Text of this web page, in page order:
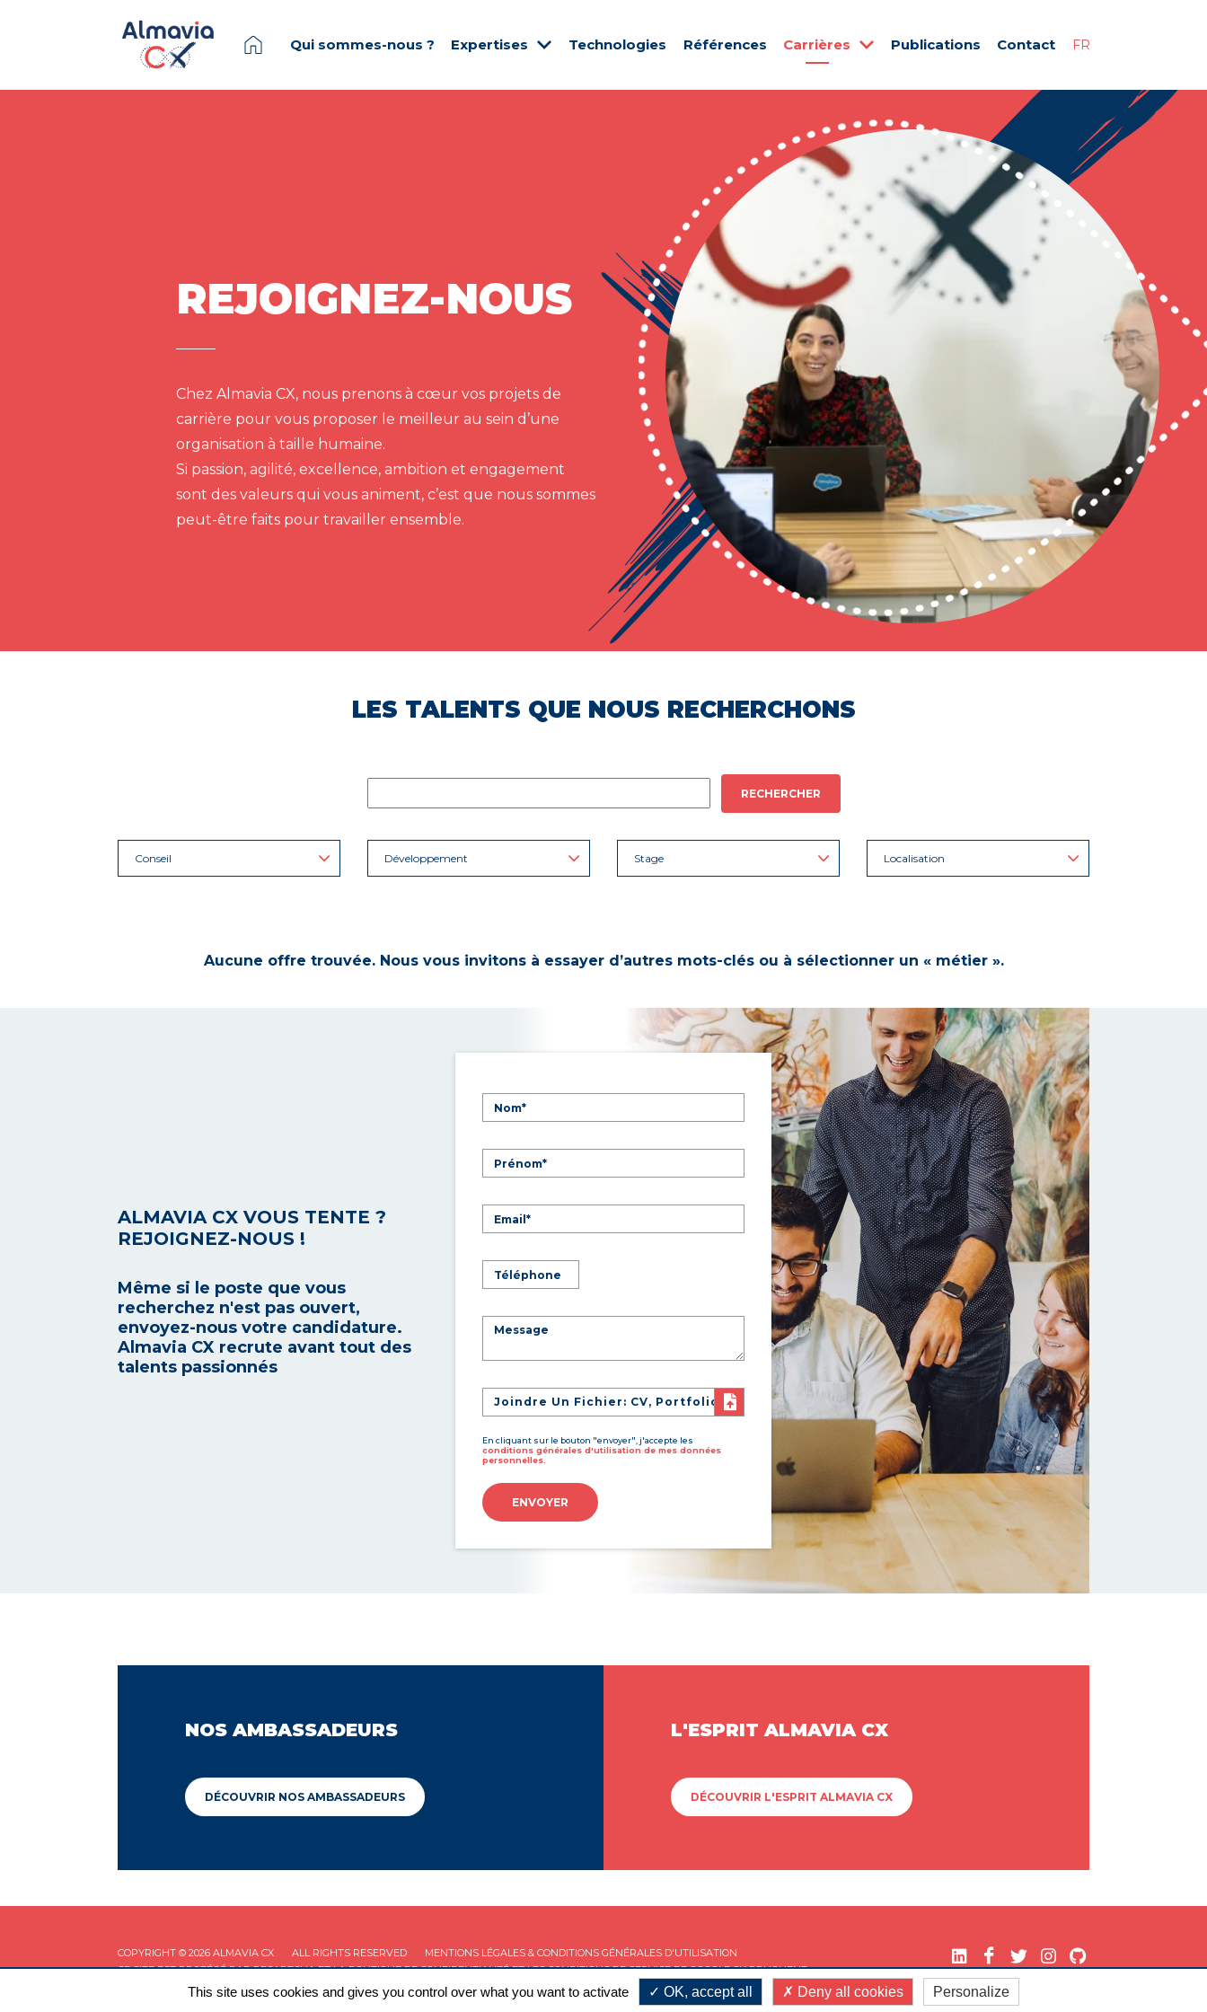
Qui sommes-nous ? Expertises Technologies Références Carrières Publications Contact FR
REJOIGNEZ-NOUS
Chez Almavia CX, nous prenons à cœur vos projets de
carrière pour vous proposer le meilleur au sein d’une
organisation à taille humaine.
Si passion, agilité, excellence, ambition et engagement
sont des valeurs qui vous animent, c’est que nous sommes
peut-être faits pour travailler ensemble.
LES TALENTS QUE NOUS RECHERCHONS
RECHERCHER
Conseil Développement Stage Localisation
Aucune offre trouvée. Nous vous invitons à essayer d’autres mots-clés ou à sélectionner un « métier ».
ALMAVIA CX VOUS TENTE ?
REJOIGNEZ-NOUS !
Même si le poste que vous
recherchez n'est pas ouvert,
envoyez-nous votre candidature.
Almavia CX recrute avant tout des
talents passionnés
Joindre Un Fichier: CV, Portfolio
En cliquant sur le bouton "envoyer", j'accepte les
conditions générales d'utilisation de mes données
personnelles.
ENVOYER
NOS AMBASSADEURS
DÉCOUVRIR NOS AMBASSADEURS
L'ESPRIT ALMAVIA CX
DÉCOUVRIR L'ESPRIT ALMAVIA CX
COPYRIGHT © 2026 ALMAVIA CX ALL RIGHTS RESERVED
MENTIONS LÉGALES & CONDITIONS GÉNÉRALES D'UTILISATION
CE SITE EST PROTÉGÉ PAR RECAPTCHA ET LAPOLITIQUE DE CONFIDENTIALITÉET LESCONDITIONS DE SERVICEDE GOOGLE S'APPLIQUENT.
This site uses cookies and gives you control over what you want to activate OK, accept all Deny all cookies Personalize